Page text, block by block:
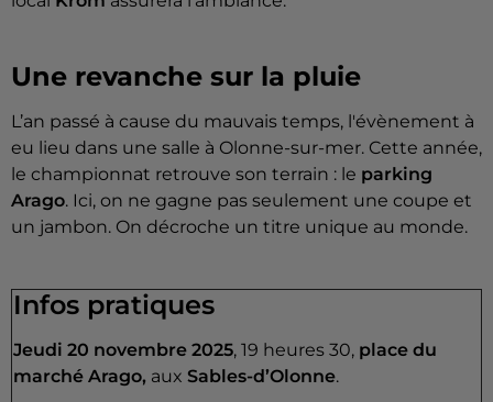
Une revanche sur la pluie
L’an passé à cause du mauvais temps, l'évènement à
eu lieu dans une salle à Olonne-sur-mer. Cette année,
le championnat retrouve son terrain : le parking
Arago. Ici, on ne gagne pas seulement une coupe et
un jambon. On décroche un titre unique au monde.
Infos pratiques
Jeudi 20 novembre 2025, 19 heures 30, place du
marché Arago, aux Sables-d’Olonne.